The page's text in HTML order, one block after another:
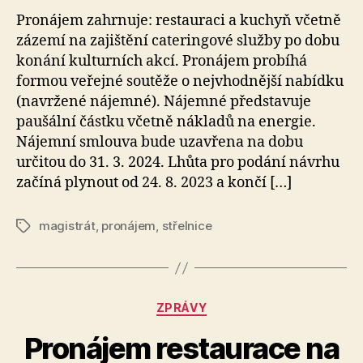
Pronájem zahrnuje: restauraci a kuchyň včetně
zázemí na zajištění cateringové služby po dobu
konání kulturních akcí. Pronájem probíhá
formou veřejné soutěže o nejvhodnější nabídku
(navržené nájemné). Nájemné představuje
paušální částku včetně nákladů na energie.
Nájemní smlouva bude uzavřena na dobu
určitou do 31. 3. 2024. Lhůta pro podání návrhu
začíná plynout od 24. 8. 2023 a končí […]
Štítkymagistrát, pronájem, střelnice
Rubriky
ZPRÁVY
Pronájem restaurace na
u